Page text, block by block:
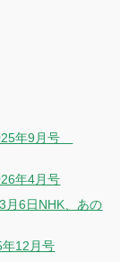
年9月号
年4月号
6日NHK、あの
12月号